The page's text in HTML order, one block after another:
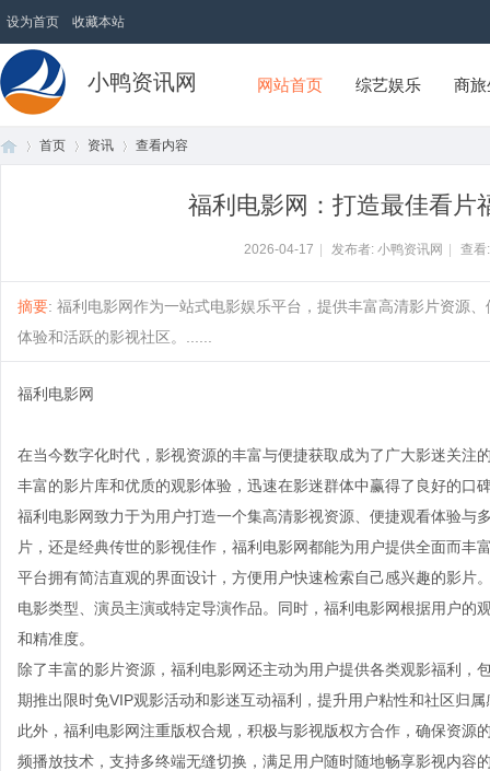
设为首页 收藏本站
小鸭资讯网 网站首页 综艺娱乐 商
首页 资讯 查看内容
福利电影网：打造最佳看片
2026-04-17 发布者: 小鸭资讯网 查
摘要: 福利电影网作为一站式电影娱乐平台，提供丰富高清影片资源
体验和活跃的影视社区。......
福利电影网
在当今数字化时代，影视资源的丰富与便捷获取成为了广大影迷关注
丰富的影片库和优质的观影体验，迅速在影迷群体中赢得了良好的口
福利电影网致力于为用户打造一个集高清影视资源、便捷观看体验与
片，还是经典传世的影视佳作，福利电影网都能为用户提供全面而丰
平台拥有简洁直观的界面设计，方便用户快速检索自己感兴趣的影片
电影类型、演员主演或特定导演作品。同时，福利电影网根据用户
和精准度。
除了丰富的影片资源，福利电影网还主动为用户提供各类观影福利
期推出限时免VIP观影活动和影迷互动福利，提升用户粘性和社区归属
此外，福利电影网注重版权合规，积极与影视版权方合作，确保资
频播放技术，支持多终端无缝切换，满足用户随时随地畅享影视内容